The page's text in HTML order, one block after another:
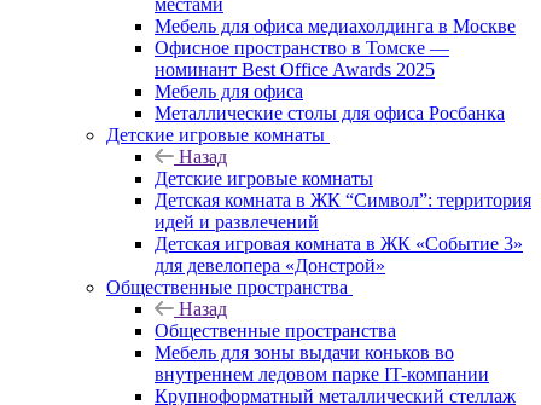
местами
Мебель для офиса медиахолдинга в Москве
Офисное пространство в Томске —
номинант Best Office Awards 2025
Мебель для офиса
Металлические столы для офиса Росбанка
Детские игровые комнаты
Назад
Детские игровые комнаты
Детская комната в ЖК “Символ”: территория
идей и развлечений
Детская игровая комната в ЖК «Событие 3»
для девелопера «Донстрой»
Общественные пространства
Назад
Общественные пространства
Мебель для зоны выдачи коньков во
внутреннем ледовом парке IT-компании
Крупноформатный металлический стеллаж